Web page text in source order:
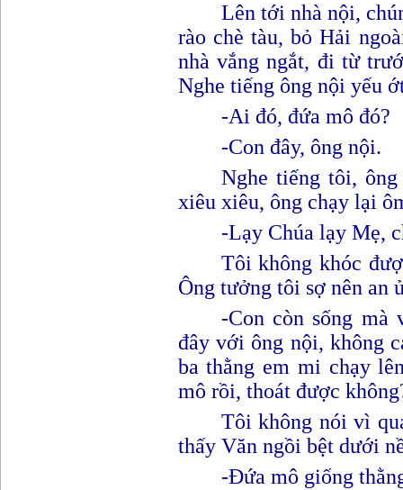
Lên tới nhà nội,
rào chè tàu, bỏ Hải
nhà vắng ngắt, đi từ
Nghe tiếng ông nội yếu
-Ai đó, đứa mô đó?
-Con đây, ông nội.
Nghe tiếng tôi,
xiêu xiêu, ông chạy lại
-Lạy Chúa lạy Mẹ,
Tôi không khóc
Ông tưởng tôi sợ nên an
-Con còn sống
đây với ông nội, không
ba thằng em mi chạy
mô rồi, thoát được
Tôi không nói vì
thấy Văn ngồi bệt dưới
-Đứa mô giống